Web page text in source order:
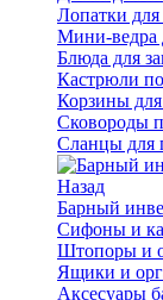
Лопатки для
Мини-ведра
Блюда для
Кастрюли
Корзины
Сковороды
Сланцы для
Назад
Барный
Сифоны и
Штопоры и
Ящики и
Аксесуары